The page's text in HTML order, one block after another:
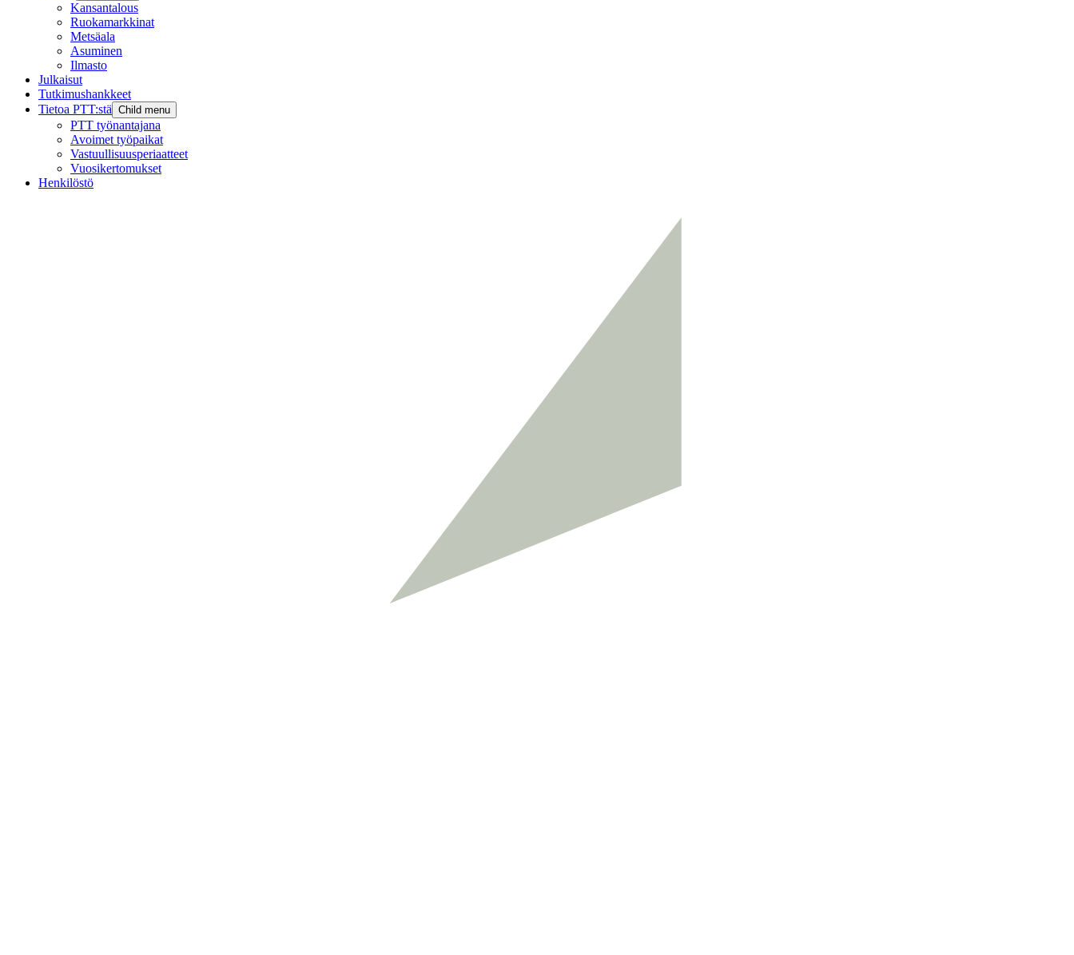
Kansantalous
Ruokamarkkinat
Metsäala
Asuminen
Ilmasto
Julkaisut
Tutkimushankkeet
Tietoa PTT:stä Child menu
PTT työnantajana
Avoimet työpaikat
Vastuullisuusperiaatteet
Vuosikertomukset
Henkilöstö